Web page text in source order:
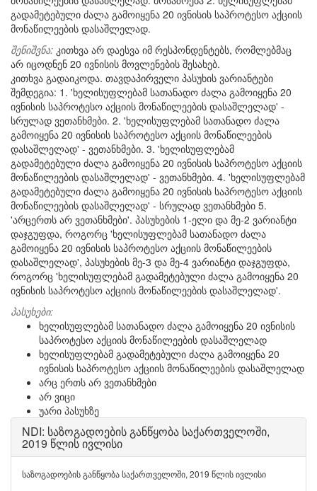
გადამეტებული ძალა გამოიყენა 20 ივნისის საპროტესო აქციის
მონაწილეების დასაშლელად.
შენიშვნა: კითხვა არ დაესვა იმ რესპონდენტებს, რომლებმაც
არ იცოდნენ 20 ივნისის მოვლენების შესახებ.
კითხვა გადაიკოდა. თავდაპირველი პასუხის ვარიანტები
შემდეგია: 1. 'ხელისუფლებამ სათანადო ძალა გამოიყენა 20
ივნისის საპროტესო აქციის მონაწილეების დასაშლელად' -
სრულად ვეთანხმები. 2. 'ხელისუფლებამ სათანადო ძალა
გამოიყენა 20 ივნისის საპროტესო აქციის მონაწილეების
დასაშლელად' - ვეთანხმები. 3. 'ხელისუფლებამ
გადამეტებული ძალა გამოიყენა 20 ივნისის საპროტესო აქციის
მონაწილეების დასაშლელად' - ვეთანხმები. 4. 'ხელისუფლებამ
გადამეტებული ძალა გამოიყენა 20 ივნისის საპროტესო აქციის
მონაწილეების დასაშლელად' - სრულად ვეთანხმები 5.
'არცერთს არ ვეთანხმები'. პასუხების 1-ელი და მე-2 ვარიანტი
დაჯგუფდა, როგორც 'ხელისუფლებამ სათანადო ძალა
გამოიყენა 20 ივნისის საპროტესო აქციის მონაწილეების
დასაშლელად', პასუხების მე-3 და მე-4 ვარიანტი დაჯგუფდა,
როგორც 'ხელისუფლებამ გადამეტებული ძალა გამოიყენა 20
ივნისის საპროტესო აქციის მონაწილეების დასაშლელად'.
პასუხები:
ხელისუფლებამ სათანადო ძალა გამოიყენა 20 ივნისის
საპროტესო აქციის მონაწილეების დასაშლელად
ხელისუფლებამ გადამეტებული ძალა გამოიყენა 20
ივნისის საპროტესო აქციის მონაწილეების დასაშლელად
არც ერთს არ ვეთანხმები
არ ვიცი
უარი პასუხზე
NDI: საზოგადოების განწყობა საქართველოში,
2019 წლის ივლისი
საზოგადოების განწყობა საქართველოში, 2019 წლის ივლისი